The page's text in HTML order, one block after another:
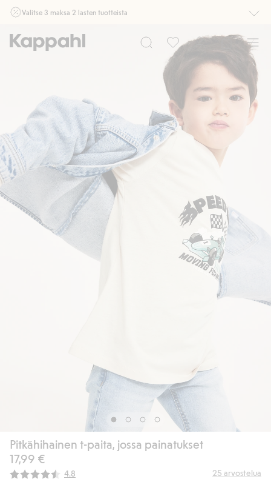
Valitse 3 maksa 2 lasten tuotteista
myymälässä ja verkossa. Ei voi yhdistää muihin alennuksiin tai tarjouksiin.
Pitkähihainen t-paita, jossa painatukset
17,99 €
Keskimääräinen luokitus:
4.8 25 arvostelua